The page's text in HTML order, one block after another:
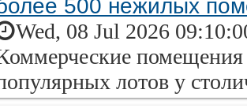
500 нежилых
Wed, 08 Jul 2026
помещения
лотов у